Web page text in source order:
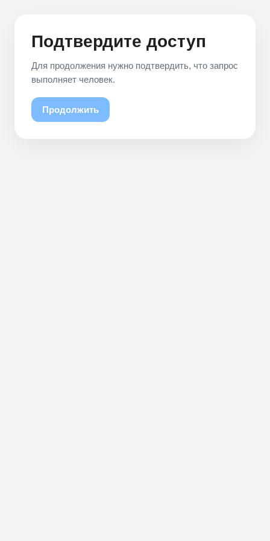
Подтвердите доступ
Для продолжения нужно подтвердить, что запрос
выполняет человек.
Продолжить